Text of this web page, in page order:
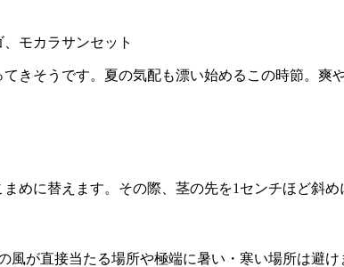
モカラサンセット
きそうです。夏の気配も漂い始めるこの時節。爽
めに替えます。その際、茎の先を1センチほど斜
が直接当たる場所や極端に暑い・寒い場所は避